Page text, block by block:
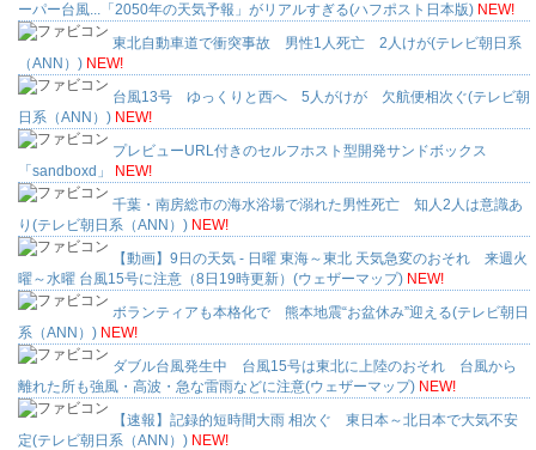
ーパー台風...「2050年の天気予報」がリアルすぎる(ハフポスト日本版) NEW!
東北自動車道で衝突事故 男性1人死亡 2人けが(テレビ朝日系
（ANN）) NEW!
台風13号 ゆっくりと西へ 5人がけが 欠航便相次ぐ(テレビ朝
日系（ANN）) NEW!
プレビューURL付きのセルフホスト型開発サンドボックス
「sandboxd」
NEW!
千葉・南房総市の海水浴場で溺れた男性死亡 知人2人は意識あ
り(テレビ朝日系（ANN）) NEW!
【動画】9日の天気 - 日曜 東海～東北 天気急変のおそれ 来週火
曜～水曜 台風15号に注意（8日19時更新）(ウェザーマップ) NEW!
ボランティアも本格化で 熊本地震“お盆休み”迎える(テレビ朝日
系（ANN）) NEW!
ダブル台風発生中 台風15号は東北に上陸のおそれ 台風から
離れた所も強風・高波・急な雷雨などに注意(ウェザーマップ) NEW!
【速報】記録的短時間大雨 相次ぐ 東日本～北日本で大気不安
定(テレビ朝日系（ANN）) NEW!